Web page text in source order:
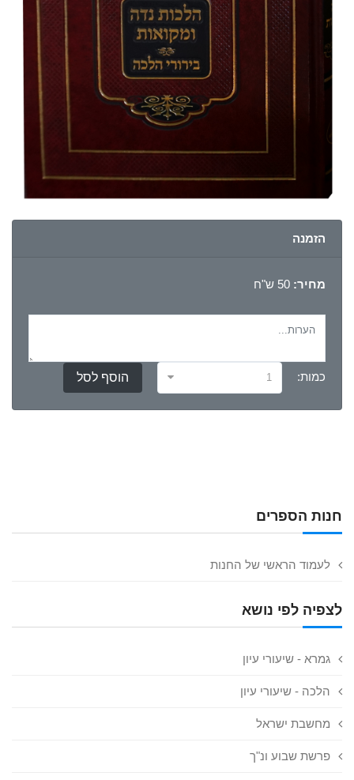
חנות הספרים
לעמוד הראשי של החנות
לצפיה לפי נושא
גמרא - שיעורי עיון
הלכה - שיעורי עיון
מחשבת ישראל
פרשת שבוע ונ"ך
הזמנה
מחיר:
כמות: 1